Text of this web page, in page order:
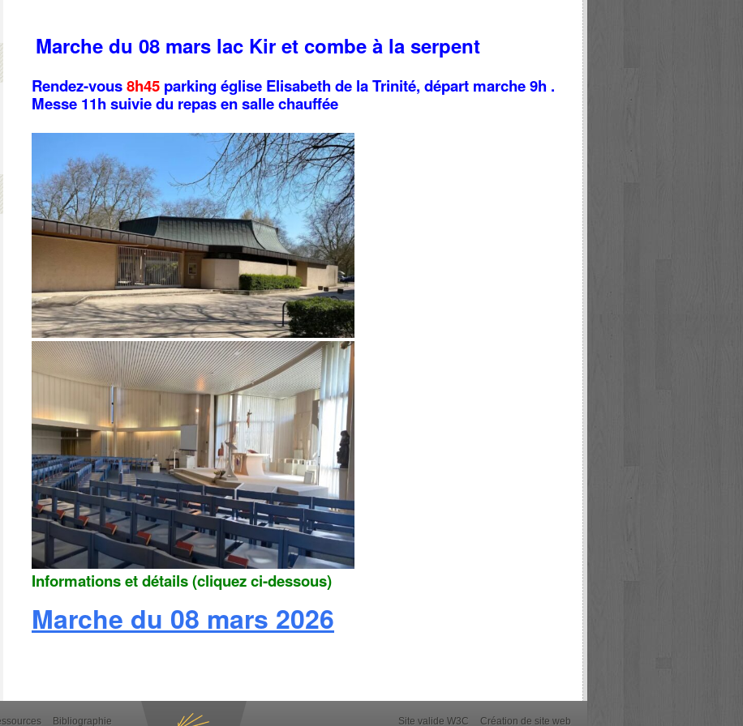
Marche du 08 mars lac Kir et combe à la serpent
Rendez-vous8h45 parking église Elisabeth de la Trinité, départ marche 9h .
Messe 11h suivie du repas en salle chauffée
Informations et détails (cliquez ci-dessous)
Marche du 08 mars 2026
Bibliographie Site valide W3C Création de site web